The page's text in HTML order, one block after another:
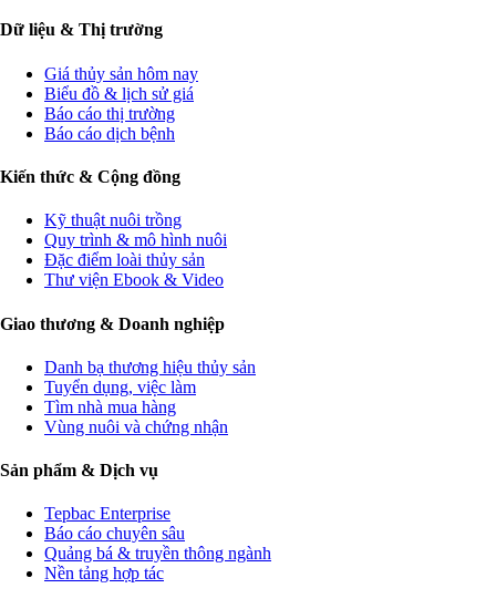
Dữ liệu & Thị trường
Giá thủy sản hôm nay
Biểu đồ & lịch sử giá
Báo cáo thị trường
Báo cáo dịch bệnh
Kiến thức & Cộng đồng
Kỹ thuật nuôi trồng
Quy trình & mô hình nuôi
Đặc điểm loài thủy sản
Thư viện Ebook & Video
Giao thương & Doanh nghiệp
Danh bạ thương hiệu thủy sản
Tuyển dụng, việc làm
Tìm nhà mua hàng
Vùng nuôi và chứng nhận
Sản phẩm & Dịch vụ
Tepbac Enterprise
Báo cáo chuyên sâu
Quảng bá & truyền thông ngành
Nền tảng hợp tác